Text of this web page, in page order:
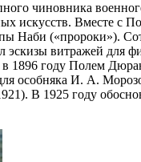
чиновника
искусств.
Наби («пророки»).
эскизы витражей
1896 году Полем
особняка И. А.
В 1925 году